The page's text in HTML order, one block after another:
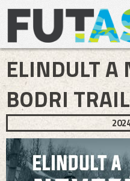
ELINDULT A
BODRI